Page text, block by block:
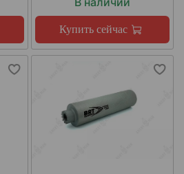
Купить сейчас